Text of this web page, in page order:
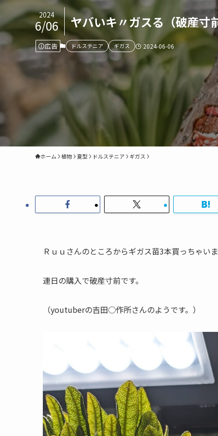
ヤバいキ〃ガスる（破産寸
2024
6/06
広告 ドルステニア ギガス 2024-06-06
ホーム 植物 夏型 ドルステニア ギガス
Ｒｕｕさんのところからギガス苗3本買っちゃい
連日の購入で破産寸前です。
（youtuberの吉田○作所さんのようです。）